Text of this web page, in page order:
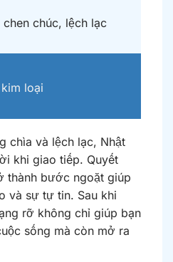
chen chúc, lệch lạc
loại
chìa và lệch lạc, Nhật
khi giao tiếp. Quyết
thành bước ngoặt giúp
và sự tự tin. Sau khi
rỡ không chỉ giúp bạn
sống mà còn mở ra